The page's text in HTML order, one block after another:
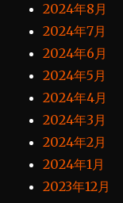
2024年8月
2024年7月
2024年6月
2024年5月
2024年4月
2024年3月
2024年2月
2024年1月
2023年12月